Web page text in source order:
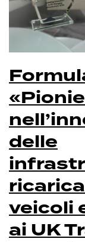
delle
ricarica
veicoli
ai UK